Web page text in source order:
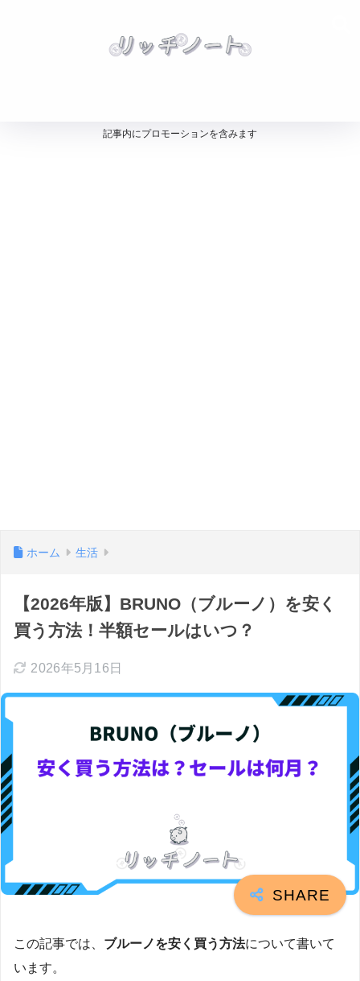
記事内にプロモーションを含みます
ホーム 生活
【2026年版】BRUNO（ブルーノ）を安く
買う方法！半額セールはいつ？
2026年5月16日
この記事では、 ブルーノを安く買う方法について書いて
います。